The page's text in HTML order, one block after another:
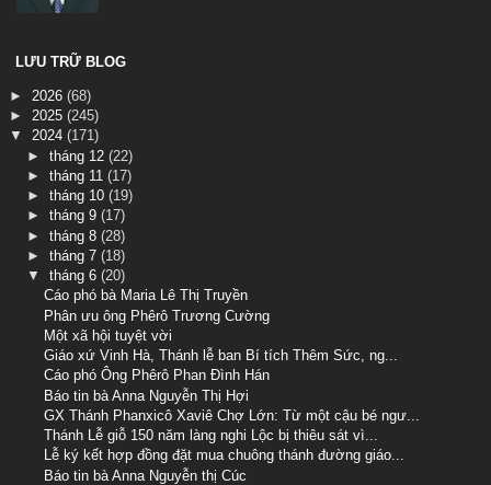
LƯU TRỮ BLOG
► 2026 (68)
► 2025 (245)
▼ 2024 (171)
► tháng 12 (22)
► tháng 11 (17)
► tháng 10 (19)
► tháng 9 (17)
► tháng 8 (28)
► tháng 7 (18)
▼ tháng 6 (20)
Cáo phó bà Maria Lê Thị Truyền
Phân ưu ông Phêrô Trương Cường
Một xã hội tuyệt vời
Giáo xứ Vinh Hà, Thánh lễ ban Bí tích Thêm Sức, ng...
Cáo phó Ông Phêrô Phan Đình Hán
Báo tin bà Anna Nguyễn Thị Hợi
GX Thánh Phanxicô Xaviê Chợ Lớn: Từ một cậu bé ngư...
Thánh Lễ giỗ 150 năm làng nghi Lộc bị thiêu sát vì...
Lễ ký kết hợp đồng đặt mua chuông thánh đường giáo...
Báo tin bà Anna Nguyễn thị Cúc